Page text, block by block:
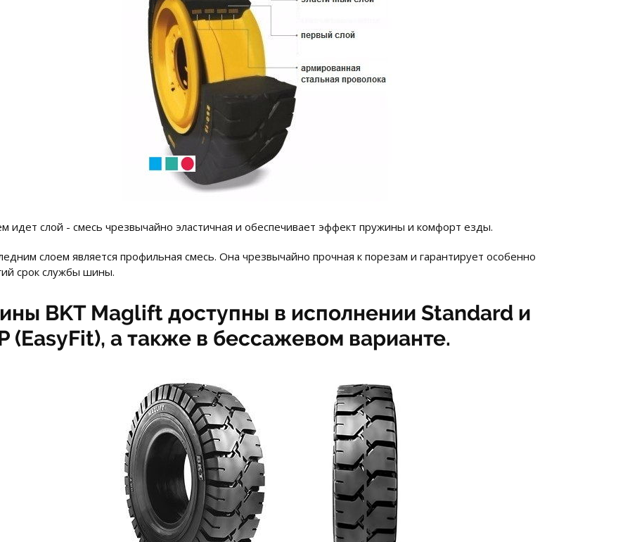
идет слой - смесь чрезвычайно эластичная и обеспечивает эффект пружины и комфорт езды.
слоем является профильная смесь. Она чрезвычайно прочная к порезам и гарантирует особенно
срок службы шины.
BKT Maglift доступны в исполнении Standard и
(EasyFit), а также в бессажевом варианте.